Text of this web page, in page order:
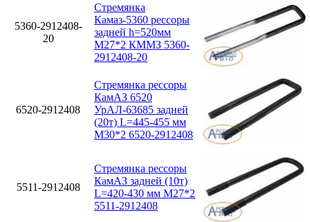
5360-2912408-
20
Стремянка
Камаз-5360 рессоры
задней h=520мм
М27*2 КММЗ 5360-
2912408-20
6520-2912408
Стремянка рессоры
КамАЗ 6520
УрАЛ-63685 задней
(20т) L=445-455 мм
М30*2 6520-2912408
5511-2912408
Стремянка рессоры
КамАЗ задней (10т)
L=420-430 мм М27*2
5511-2912408